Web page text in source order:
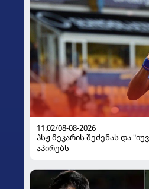
11:02/08-08-2026
პსჟ მეკარის შეძენას და
აპირებს